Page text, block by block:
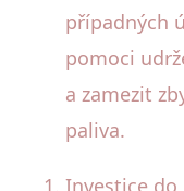
případných
pomoci
a zamezit
paliva.
Investice